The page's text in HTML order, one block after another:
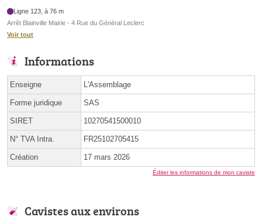
Ligne 123, à 76 m
Arrêt Blainville Mairie - 4 Rue du Général Leclerc
Voir tout
Informations
Enseigne L'Assemblage
Forme juridique SAS
SIRET 10270541500010
N° TVA Intra. FR25102705415
Création 17 mars 2026
Éditer les informations de mon caviste
Cavistes aux environs